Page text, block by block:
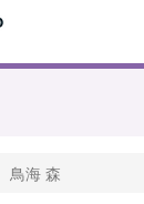
鳥海 森